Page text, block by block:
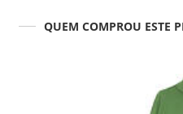
QUEM COMPROU ESTE